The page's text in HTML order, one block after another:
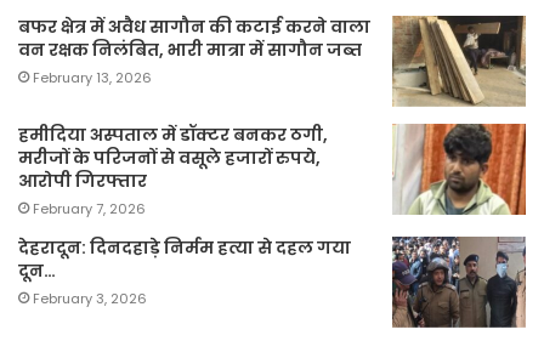
बफर क्षेत्र में अवैध सागौन की कटाई करने वाला
वन रक्षक निलंबित, भारी मात्रा में सागौन जब्त
February 13, 2026
हमीदिया अस्पताल में डॉक्टर बनकर ठगी,
मरीजों के परिजनों से वसूले हजारों रुपये,
आरोपी गिरफ्तार
February 7, 2026
देहरादून: दिनदहाड़े निर्मम हत्या से दहल गया
दून…
February 3, 2026